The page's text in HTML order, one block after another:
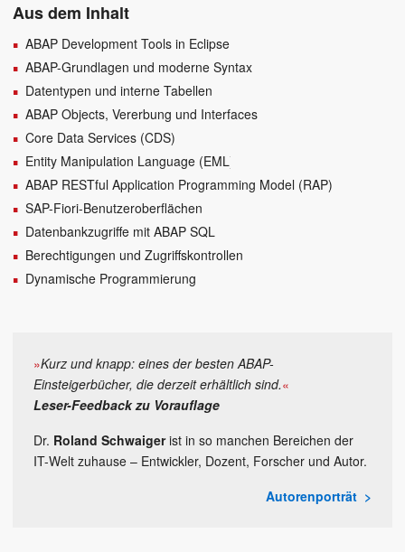
Aus dem Inhalt
ABAP Development Tools in Eclipse
ABAP-Grundlagen und moderne Syntax
Datentypen und interne Tabellen
ABAP Objects, Vererbung und Interfaces
Core Data Services (CDS)
Entity Manipulation Language (EML)
ABAP RESTful Application Programming Model (RAP)
SAP-Fiori-Benutzeroberflächen
Datenbankzugriffe mit ABAP SQL
Berechtigungen und Zugriffskontrollen
Dynamische Programmierung
»Kurz und knapp: eines der besten ABAP-
Einsteigerbücher, die derzeit erhältlich sind.«
Leser-Feedback zu Vorauflage
Dr. Roland Schwaigerist in so manchen Bereichen der
IT-Welt zuhause – Entwickler, Dozent, Forscher und Autor.
Autorenporträt